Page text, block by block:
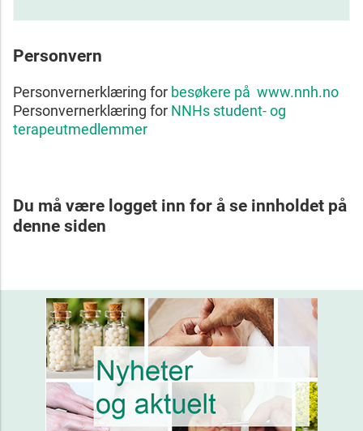
Personvern
Personvernerklæring for besøkere på www.nnh.no
Personvernerklæring for NNHs student- og
terapeutmedlemmer
Du må være logget inn for å se innholdet på
denne siden